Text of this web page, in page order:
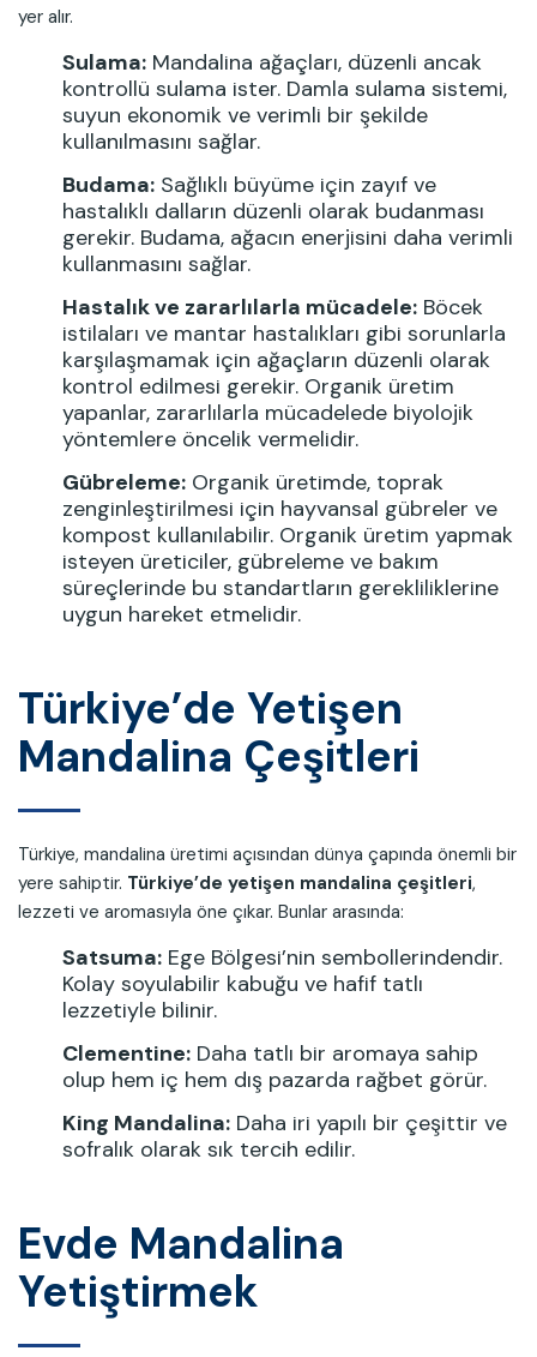
yer alır.
Sulama: Mandalina ağaçları, düzenli ancak
kontrollü sulama ister. Damla sulama sistemi,
suyun ekonomik ve verimli bir şekilde
kullanılmasını sağlar.
Budama: Sağlıklı büyüme için zayıf ve
hastalıklı dalların düzenli olarak budanması
gerekir. Budama, ağacın enerjisini daha verimli
kullanmasını sağlar.
Hastalık ve zararlılarla mücadele: Böcek
istilaları ve mantar hastalıkları gibi sorunlarla
karşılaşmamak için ağaçların düzenli olarak
kontrol edilmesi gerekir. Organik üretim
yapanlar, zararlılarla mücadelede biyolojik
yöntemlere öncelik vermelidir.
Gübreleme: Organik üretimde, toprak
zenginleştirilmesi için hayvansal gübreler ve
kompost kullanılabilir. Organik üretim yapmak
isteyen üreticiler, gübreleme ve bakım
süreçlerinde bu standartların gerekliliklerine
uygun hareket etmelidir.
Türkiye’de Yetişen
Mandalina Çeşitleri
Türkiye, mandalina üretimi açısından dünya çapında önemli bir
yere sahiptir. Türkiye’de yetişen mandalina çeşitleri,
lezzeti ve aromasıyla öne çıkar. Bunlar arasında:
Satsuma: Ege Bölgesi’nin sembollerindendir.
Kolay soyulabilir kabuğu ve hafif tatlı
lezzetiyle bilinir.
Clementine: Daha tatlı bir aromaya sahip
olup hem iç hem dış pazarda rağbet görür.
King Mandalina: Daha iri yapılı bir çeşittir ve
sofralık olarak sık tercih edilir.
Evde Mandalina
Yetiştirmek